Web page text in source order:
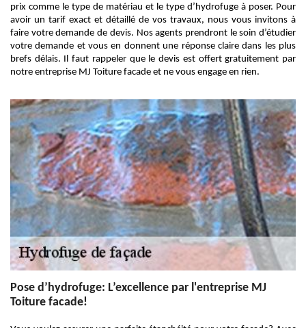
prix comme le type de matériau et le type d’hydrofuge à poser. Pour
avoir un tarif exact et détaillé de vos travaux, nous vous invitons à
faire votre demande de devis. Nos agents prendront le soin d’étudier
votre demande et vous en donnent une réponse claire dans les plus
brefs délais. Il faut rappeler que le devis est offert gratuitement par
notre entreprise MJ Toiture facade et ne vous engage en rien.
Pose d’hydrofuge: L’excellence par l'entreprise MJ
Toiture facade!